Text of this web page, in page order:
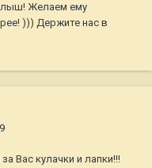
Желаем ему
))) Держите нас в
Вас кулачки и лапки!!!